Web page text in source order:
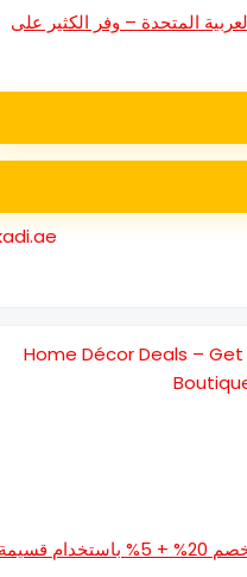
– وفر الكثير على
kadi.ae
عروض ديكور المنزل – احصل على خصم 20% + 5% باستخدام قسيمة